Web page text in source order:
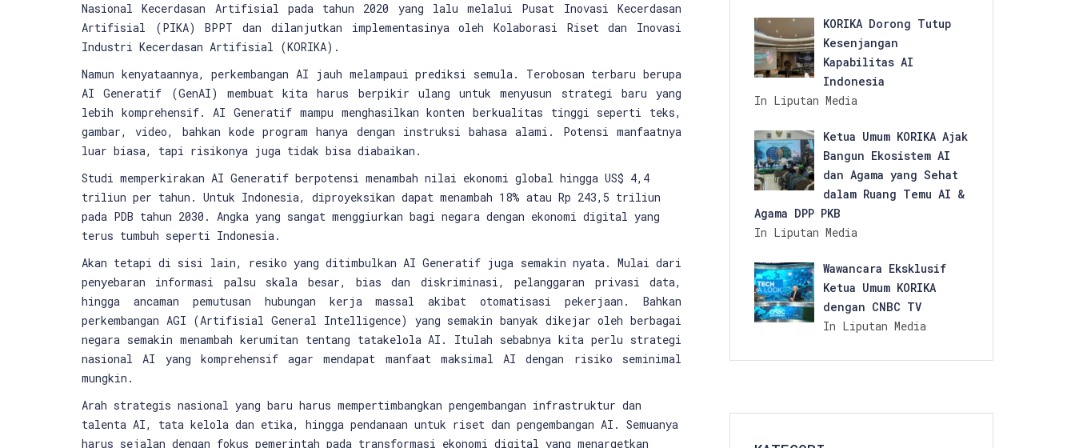
Nasional Kecerdasan Artifisial pada tahun 2020 yang lalu melalui Pusat Inovasi Kecerdasan
Artifisial (PIKA) BPPT dan dilanjutkan implementasinya oleh Kolaborasi Riset dan Inovasi
Industri Kecerdasan Artifisial (KORIKA).
Namun kenyataannya, perkembangan AI jauh melampaui prediksi semula. Terobosan terbaru berupa
AI Generatif (GenAI) membuat kita harus berpikir ulang untuk menyusun strategi baru yang
lebih komprehensif. AI Generatif mampu menghasilkan konten berkualitas tinggi seperti teks,
gambar, video, bahkan kode program hanya dengan instruksi bahasa alami. Potensi manfaatnya
luar biasa, tapi risikonya juga tidak bisa diabaikan.
Studi memperkirakan AI Generatif berpotensi menambah nilai ekonomi global hingga US$ 4,4
triliun per tahun. Untuk Indonesia, diproyeksikan dapat menambah 18% atau Rp 243,5 triliun
pada PDB tahun 2030. Angka yang sangat menggiurkan bagi negara dengan ekonomi digital yang
terus tumbuh seperti Indonesia.
Akan tetapi di sisi lain, resiko yang ditimbulkan AI Generatif juga semakin nyata. Mulai dari
penyebaran informasi palsu skala besar, bias dan diskriminasi, pelanggaran privasi data,
hingga ancaman pemutusan hubungan kerja massal akibat otomatisasi pekerjaan. Bahkan
perkembangan AGI (Artifisial General Intelligence) yang semakin banyak dikejar oleh berbagai
negara semakin menambah kerumitan tentang tatakelola AI. Itulah sebabnya kita perlu strategi
nasional AI yang komprehensif agar mendapat manfaat maksimal AI dengan risiko seminimal
mungkin.
Arah strategis nasional yang baru harus mempertimbangkan pengembangan infrastruktur dan
talenta AI, tata kelola dan etika, hingga pendanaan untuk riset dan pengembangan AI. Semuanya
harus sejalan dengan fokus pemerintah pada transformasi ekonomi digital yang menargetkan
KORIKA Dorong Tutup
Kesenjangan
Kapabilitas AI
Indonesia
In Liputan Media
Ketua Umum KORIKA Ajak
Bangun Ekosistem AI
dan Agama yang Sehat
dalam Ruang Temu AI &
Agama DPP PKB
In Liputan Media
Wawancara Eksklusif
Ketua Umum KORIKA
dengan CNBC TV
In Liputan Media